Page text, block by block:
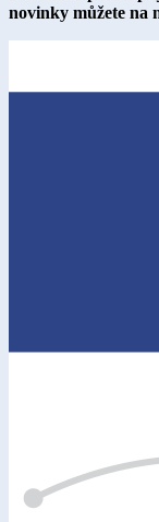
novinky můžete na